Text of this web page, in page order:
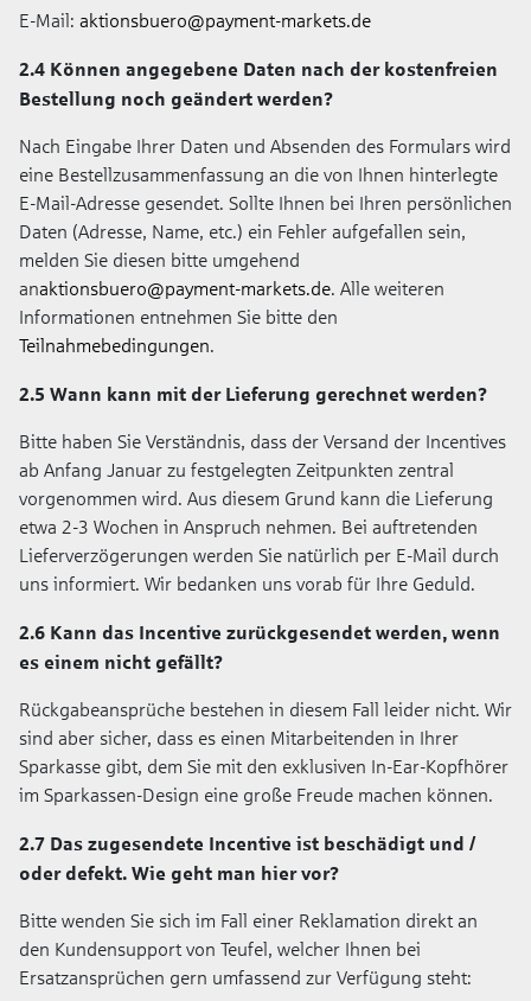
E-Mail: aktionsbuero@payment-markets.de
2.4 Können angegebene Daten nach der kostenfreien
Bestellung noch geändert werden?
Nach Eingabe Ihrer Daten und Absenden des Formulars wird
eine Bestellzusammenfassung an die von Ihnen hinterlegte
E-Mail-Adresse gesendet. Sollte Ihnen bei Ihren persönlichen
Daten (Adresse, Name, etc.) ein Fehler aufgefallen sein,
melden Sie diesen bitte umgehend
anaktionsbuero@payment-markets.de. Alle weiteren
Informationen entnehmen Sie bitte den
Teilnahmebedingungen.
2.5 Wann kann mit der Lieferung gerechnet werden?
Bitte haben Sie Verständnis, dass der Versand der Incentives
ab Anfang Januar zu festgelegten Zeitpunkten zentral
vorgenommen wird. Aus diesem Grund kann die Lieferung
etwa 2-3 Wochen in Anspruch nehmen. Bei auftretenden
Lieferverzögerungen werden Sie natürlich per E-Mail durch
uns informiert. Wir bedanken uns vorab für Ihre Geduld.
2.6 Kann das Incentive zurückgesendet werden, wenn
es einem nicht gefällt?
Rückgabeansprüche bestehen in diesem Fall leider nicht. Wir
sind aber sicher, dass es einen Mitarbeitenden in Ihrer
Sparkasse gibt, dem Sie mit den exklusiven In-Ear-Kopfhörer
im Sparkassen-Design eine große Freude machen können.
2.7 Das zugesendete Incentive ist beschädigt und /
oder defekt. Wie geht man hier vor?
Bitte wenden Sie sich im Fall einer Reklamation direkt an
den Kundensupport von Teufel, welcher Ihnen bei
Ersatzansprüchen gern umfassend zur Verfügung steht: